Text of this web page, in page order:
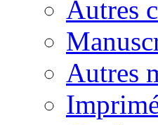
Autres
Autres